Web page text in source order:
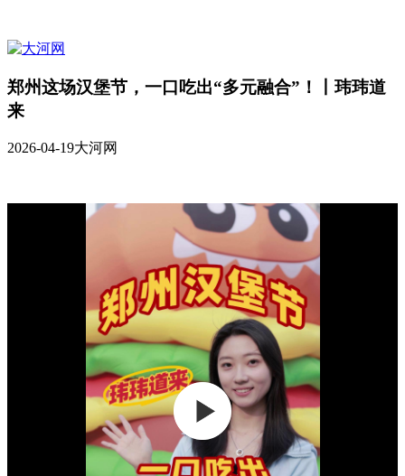
郑州这场汉堡节，一口吃出“多元融合”！丨玮玮道
来
2026-04-19大河网